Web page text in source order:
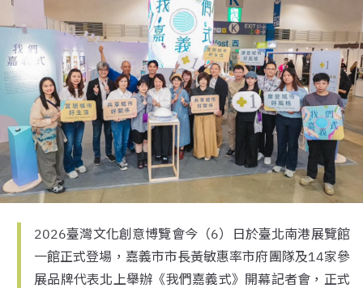
2026臺灣文化創意博覽會今（6）日於臺北南港展覽館
一館正式登場，嘉義市市長黃敏惠率市府團隊及14家參
展品牌代表北上舉辦《我們嘉義式》開幕記者會，正式